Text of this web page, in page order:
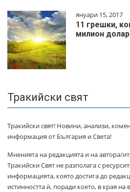
януари 15, 2017
11 грешки,
милиoн
Тракийски свят
Тракийски свят! Новини, анализи,
информация от България и Света!
Мненията на редакцията и на автора/
Тракийски Свят не разполага с
информацията, която достига до
истинността ѝ, поради което, в края на